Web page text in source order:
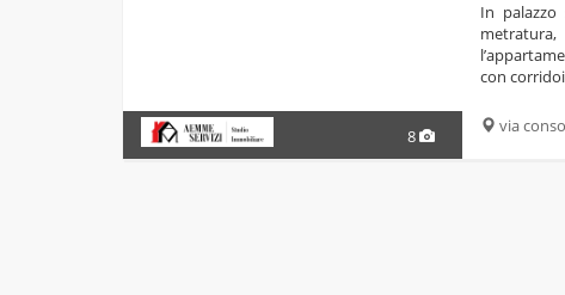
8
in palazzo signorile e ben tenuto, proponiamo in vendita ampio bilocale di comoda
con
via